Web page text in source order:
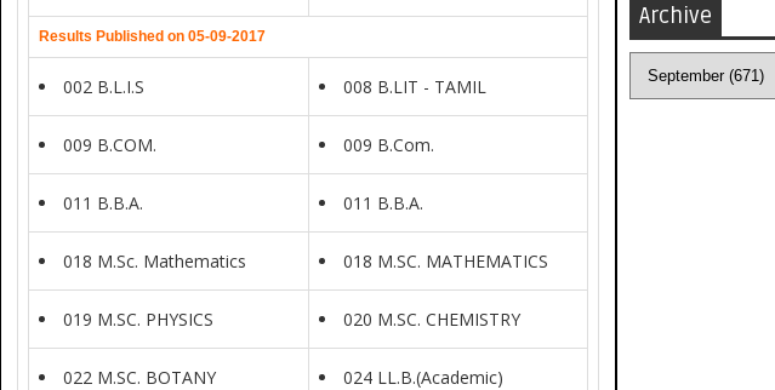
Results Published on 05-09-2017
002 B.L.I.S 008 B.LIT - TAMIL
009 B.COM. 009 B.Com.
011 B.B.A. 011 B.B.A.
018 M.Sc. Mathematics 018 M.SC. MATHEMATICS
019 M.SC. PHYSICS 020 M.SC. CHEMISTRY
022 M.SC. BOTANY 024 LL.B.(Academic)
Archive